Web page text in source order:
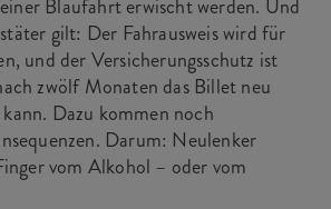
Blaufahrt erwischt werden. Und
gilt: Der Fahrausweis wird für
und der Versicherungsschutz ist
zwölf Monaten das Billet neu
Dazu kommen noch
Darum: Neulenker
vom Alkohol – oder vom